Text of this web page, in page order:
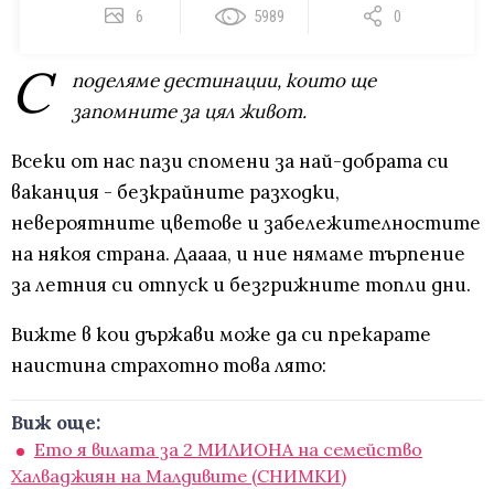
6 5989 0
С
поделяме дестинации, които ще
запомните за цял живот.
Всеки от нас пази спомени за най-добрата си
ваканция - безкрайните разходки,
невероятните цветове и забележителностите
на някоя страна. Даааа, и ние нямаме търпение
за летния си отпуск и безгрижните топли дни.
Вижте в кои държави може да си прекарате
наистина страхотно това лято:
Виж още:
Ето я вилата за 2 МИЛИОНА на семейство
Халваджиян на Малдивите (СНИМКИ)